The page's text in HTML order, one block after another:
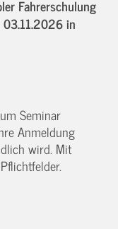
Fahrerschulung
in
Seminar
Anmeldung
wird. Mit